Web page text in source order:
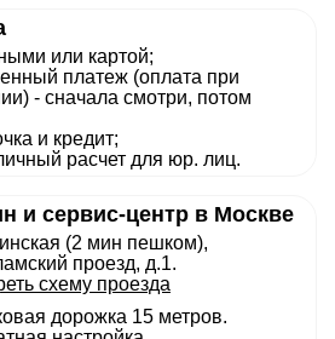
или картой;
платеж (оплата при
- сначала смотри, потом
и кредит;
расчет для юр. лиц.
и сервис-центр в Москве
(2 мин пешком),
проезд, д.1.
схему проезда
дорожка 15 метров.